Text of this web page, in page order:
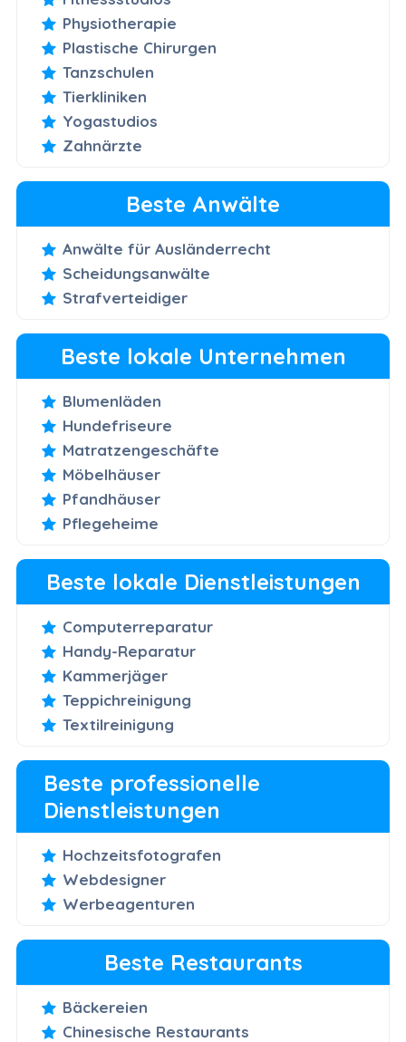
Physiotherapie
Plastische Chirurgen
Tanzschulen
Tierkliniken
Yogastudios
Zahnärzte
Beste Anwälte
Anwälte für Ausländerrecht
Scheidungsanwälte
Strafverteidiger
Beste lokale Unternehmen
Blumenläden
Hundefriseure
Matratzengeschäfte
Möbelhäuser
Pfandhäuser
Pflegeheime
Beste lokale Dienstleistungen
Computerreparatur
Handy-Reparatur
Kammerjäger
Teppichreinigung
Textilreinigung
Beste professionelle
Dienstleistungen
Hochzeitsfotografen
Webdesigner
Werbeagenturen
Beste Restaurants
Bäckereien
Chinesische Restaurants